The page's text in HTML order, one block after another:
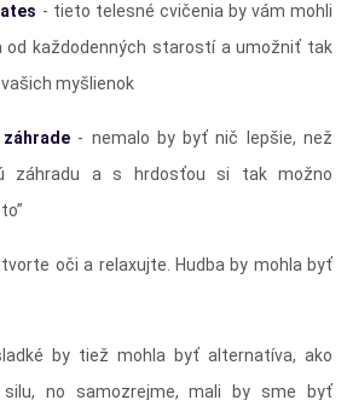
- tieto telesné cvičenia by vám mohli
od každodenných starostí a umožniť tak
myšlienok
- nemalo by byť nič lepšie, než
záhradu a s hrdosťou si tak možno
oči a relaxujte. Hudba by mohla byť
by tiež mohla byť alternatíva, ako
no samozrejme, mali by sme byť